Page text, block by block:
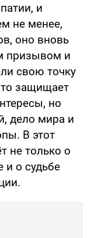
и
не менее,
оно вновь
призывом и
свою точку
защищает
но
дело мира и
В этот
не только о
и о судьбе